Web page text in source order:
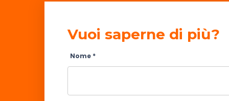
Vuoi saperne di più?
Nome *